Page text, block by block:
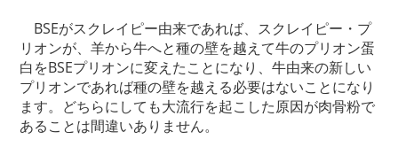
BSEがスクレイピー由来であれば、スクレイピー・プ
リオンが、羊から牛へと種の壁を越えて牛のプリオン蛋
白をBSEプリオンに変えたことになり、牛由来の新しい
プリオンであれば種の壁を越える必要はないことになり
ます。どちらにしても大流行を起こした原因が肉骨粉で
あることは間違いありません。